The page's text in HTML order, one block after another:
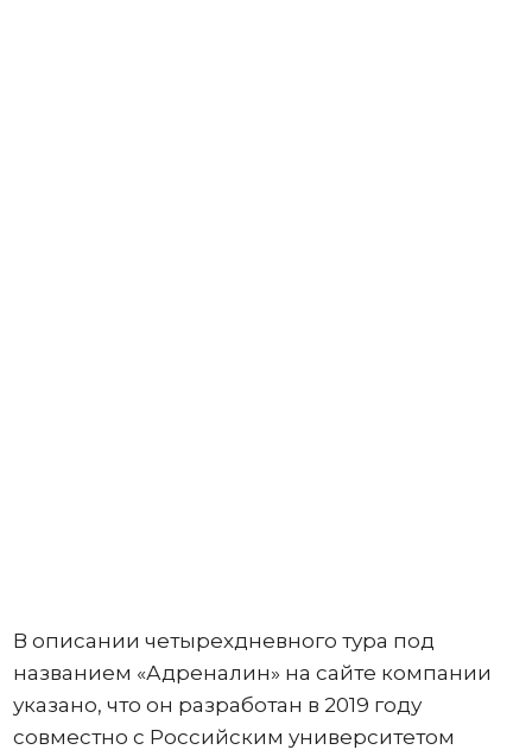
В описании четырехдневного тура под
названием «Адреналин» на сайте компании
указано, что он разработан в 2019 году
совместно с Российским университетом